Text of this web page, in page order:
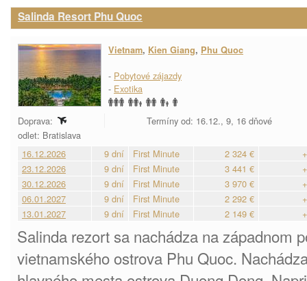
Salinda Resort Phu Quoc
Vietnam, Kien Giang, Phu Quoc
- Pobytové zájazdy
- Exotika
Doprava:
Termíny od: 16.12., 9, 16 dňové
odlet: Bratislava
16.12.2026
9 dní First Minute 2 324 €
23.12.2026
9 dní First Minute 3 441 €
30.12.2026
9 dní First Minute 3 970 €
06.01.2027
9 dní First Minute 2 292 €
13.01.2027
9 dní First Minute 2 149 €
Salinda rezort sa nachádza na západnom
vietnamského ostrova Phu Quoc.